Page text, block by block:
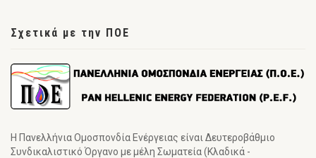
Σχετικά με την ΠΟΕ
Η Πανελλήνια Ομοσπονδία Ενέργειας είναι Δευτεροβάθμιο
Συνδικαλιστικό Όργανο με μέλη Σωματεία (Κλαδικά -